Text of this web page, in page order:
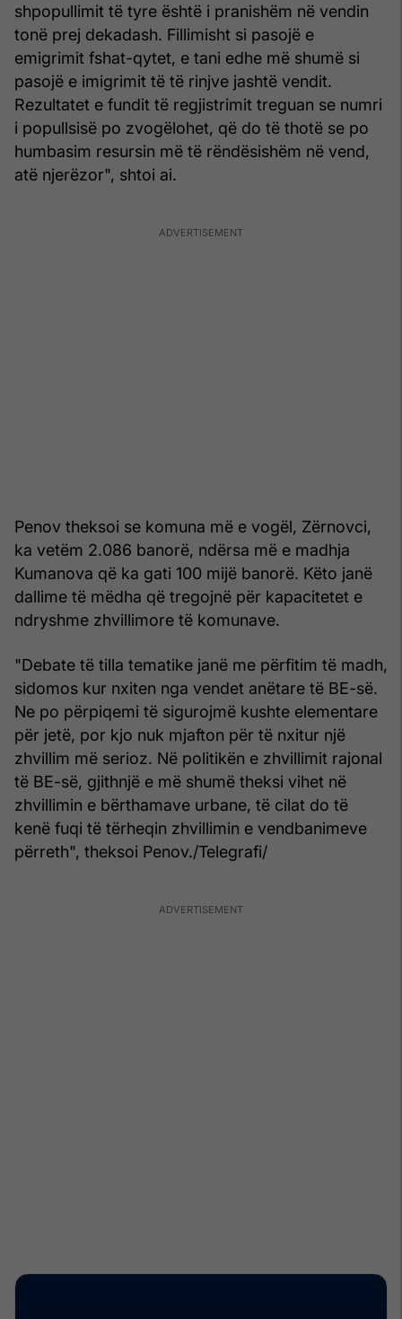
shpopullimit të tyre është i pranishëm në vendin
tonë prej dekadash. Fillimisht si pasojë e
emigrimit fshat-qytet, e tani edhe më shumë si
pasojë e imigrimit të të rinjve jashtë vendit.
Rezultatet e fundit të regjistrimit treguan se numri
i popullsisë po zvogëlohet, që do të thotë se po
humbasim resursin më të rëndësishëm në vend,
atë njerëzor", shtoi ai.
Penov theksoi se komuna më e vogël, Zërnovci,
ka vetëm 2.086 banorë, ndërsa më e madhja
Kumanova që ka gati 100 mijë banorë. Këto janë
dallime të mëdha që tregojnë për kapacitetet e
ndryshme zhvillimore të komunave.
"Debate të tilla tematike janë me përfitim të madh,
sidomos kur nxiten nga vendet anëtare të BE-së.
Ne po përpiqemi të sigurojmë kushte elementare
për jetë, por kjo nuk mjafton për të nxitur një
zhvillim më serioz. Në politikën e zhvillimit rajonal
të BE-së, gjithnjë e më shumë theksi vihet në
zhvillimin e bërthamave urbane, të cilat do të
kenë fuqi të tërheqin zhvillimin e vendbanimeve
përreth", theksoi Penov./Telegrafi/